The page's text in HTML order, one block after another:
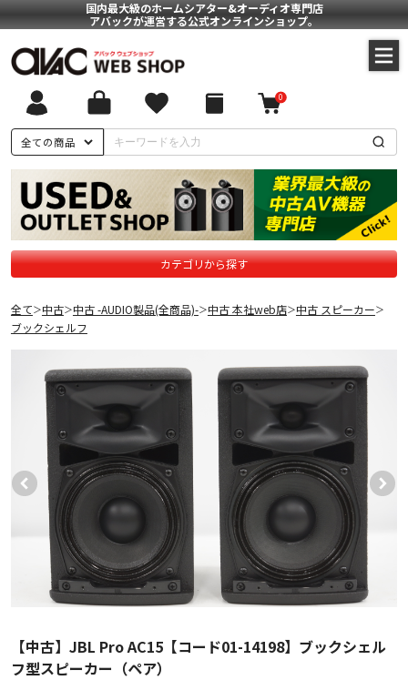
国内最大級のホームシアター&オーディオ専門店
アバックが運営する公式オンラインショップ。
全ての商品
0
カテゴリから探す
全て＞中古＞中古 -AUDIO製品(全商品)-＞中古 本社web店＞中古 スピーカー＞
ブックシェルフ
【中古】JBL Pro AC15【コード01-14198】ブックシェル
フ型スピーカー（ペア）